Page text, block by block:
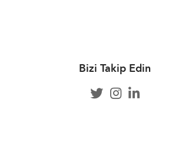
Bizi Takip Edin